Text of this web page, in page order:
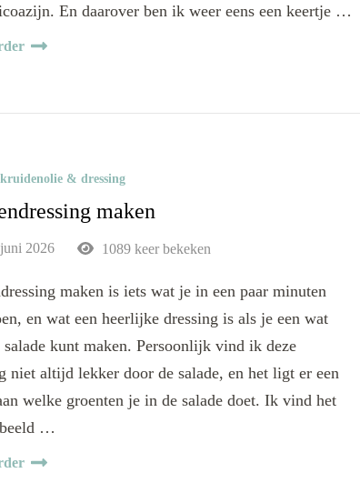
En daarover ben ik weer eens een keertje …
& dressing
maken
2026 1089 keer bekeken
maken is iets wat je in een paar minuten
en wat een heerlijke dressing is als je een wat
salade kunt maken. Persoonlijk vind ik deze
niet altijd lekker door de salade, en het ligt er een
welke groenten je in de salade doet. Ik vind het
…